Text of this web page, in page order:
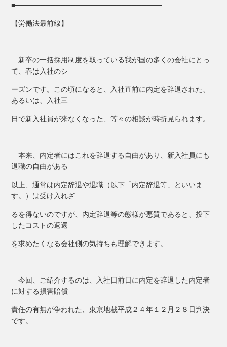
■─────────────────────────────
【労働法最前線】
新卒の一括採用制度を取っている我が国の多くの会社にとっ
て、春は入社のシ
ーズンです。この頃になると、入社直前に内定を辞退された、
あるいは、入社三
日で新入社員が来なくなった、等々の相談が時折見られます。
本来、内定者にはこれを辞退する自由があり、新入社員にも
退職の自由がある
以上、通常は内定辞退や退職（以下「内定辞退等」といいま
す。）は受け入れざ
るを得ないのですが、内定辞退等の態様が悪質であると、投下
したコストの返還
を求めたくなる会社側の気持ちも理解できます。
今回、ご紹介するのは、入社日前日に内定を辞退した内定者
に対する損害賠償
責任の有無が争われた、東京地裁平成２４年１２月２８日判決
です。